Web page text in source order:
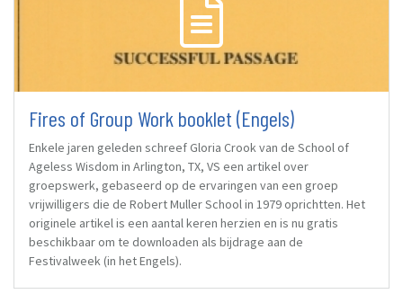
Fires of Group Work booklet (Engels)
Enkele jaren geleden schreef Gloria Crook van de School of
Ageless Wisdom in Arlington, TX, VS een artikel over
groepswerk, gebaseerd op de ervaringen van een groep
vrijwilligers die de Robert Muller School in 1979 oprichtten. Het
originele artikel is een aantal keren herzien en is nu gratis
beschikbaar om te downloaden als bijdrage aan de
Festivalweek (in het Engels).